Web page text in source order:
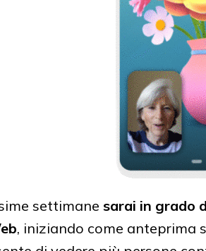
settimane sarai in grado
, iniziando come anteprima